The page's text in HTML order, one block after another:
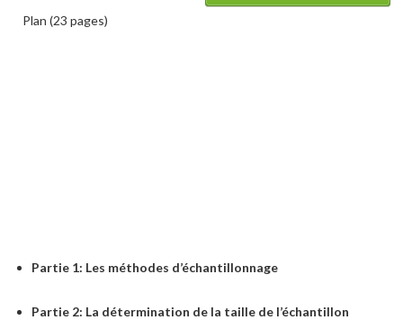
Plan (23 pages)
Partie 1: Les méthodes d’échantillonnage
Partie 2: La détermination de la taille de l’échantillon